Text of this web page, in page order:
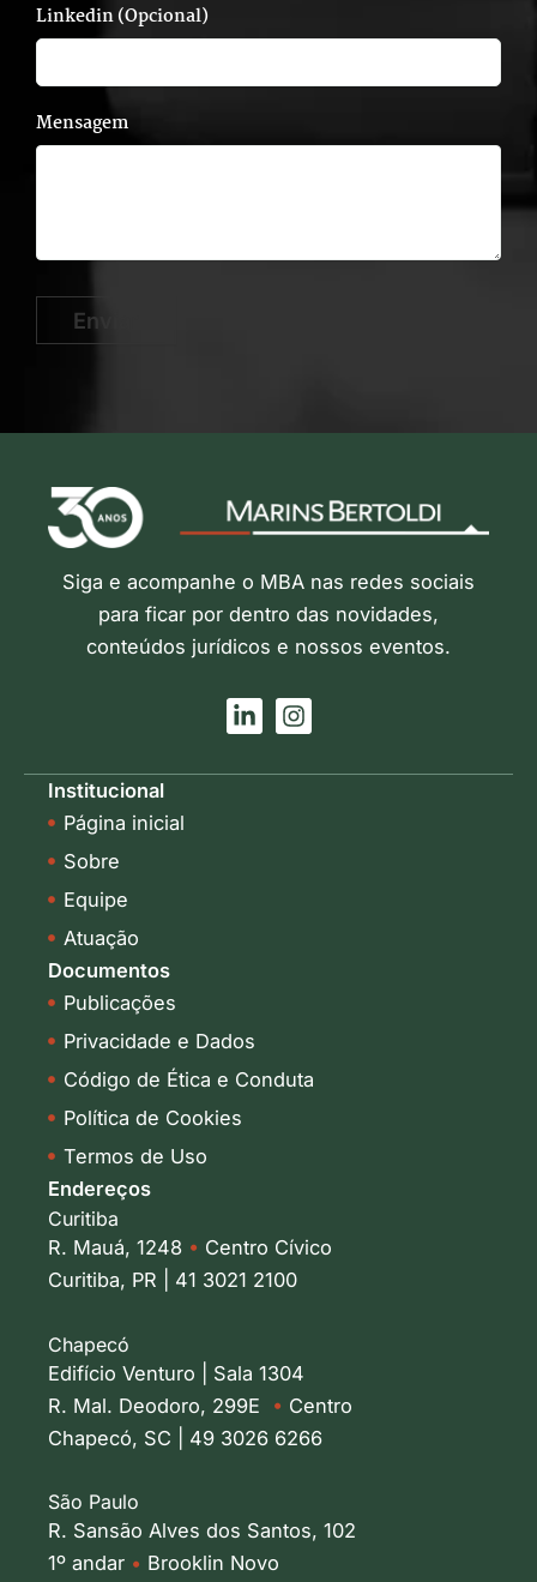
Linkedin (Opcional)
Mensagem
Enviar
Siga e acompanhe o MBA nas redes sociais
para ficar por dentro das novidades,
conteúdos jurídicos e nossos eventos.
L
i
k
I
n
t
Institucional
Página inicial
Sobre
Equipe
Atuação
Documentos
Publicações
Privacidade e Dados
Código de Ética e Conduta
Política de Cookies
Termos de Uso
Endereços
Curitiba
R. Mauá, 1248 • Centro Cívico
Curitiba, PR | 41 3021 2100
Chapecó
Edifício Venturo | Sala 1304
R. Mal. Deodoro, 299E • Centro
Chapecó, SC | 49 3026 6266
São Paulo
R. Sansão Alves dos Santos, 102
1º andar • Brooklin Novo